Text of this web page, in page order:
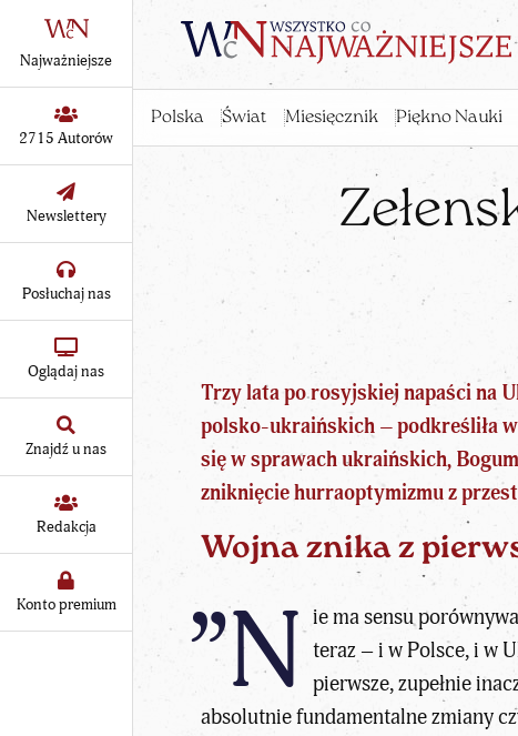
Polska Świat Miesięcznik Piękno Nauki
Najważniejsze
2715 Autorów
Newslettery
Posłuchaj nas
Oglądaj nas
Znajdź u nas
Redakcja
Konto premium
Trzy lata po rosyjskiej napaści na
polsko-ukraińskich – podkreśliła
się w sprawach ukraińskich,
zniknięcie hurraoptymizmu z
Wojna znika z
”N ie ma sensu
teraz – i w Polsce, i w
pierwsze, zupełnie
absolutnie fundamentalne zmiany